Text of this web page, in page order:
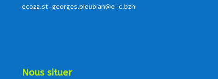
eco22.st-georges.pleubian@e-c.bzh
Nous situer